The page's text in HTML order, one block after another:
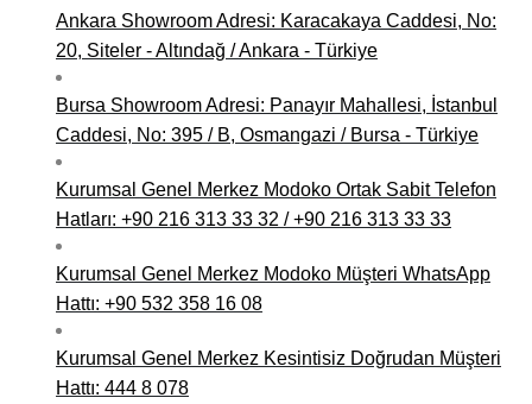
Ankara Showroom Adresi: Karacakaya Caddesi, No:
20, Siteler - Altındağ / Ankara - Türkiye
Bursa Showroom Adresi: Panayır Mahallesi, İstanbul
Caddesi, No: 395 / B, Osmangazi / Bursa - Türkiye
Kurumsal Genel Merkez Modoko Ortak Sabit Telefon
Hatları: +90 216 313 33 32 / +90 216 313 33 33
Kurumsal Genel Merkez Modoko Müşteri WhatsApp
Hattı: +90 532 358 16 08
Kurumsal Genel Merkez Kesintisiz Doğrudan Müşteri
Hattı: 444 8 078